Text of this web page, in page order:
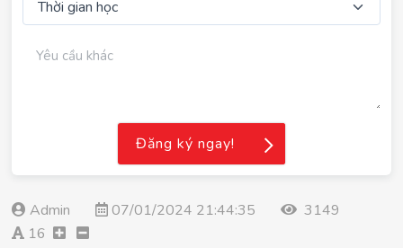
Admin 07/01/2024 21:44:35
3149
16
Đăng ký ngay!